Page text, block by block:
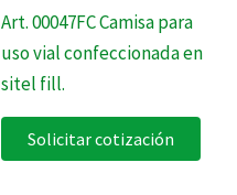
Art. 00047FC Camisa para
uso vial confeccionada en
sitel fill.
Solicitar cotización